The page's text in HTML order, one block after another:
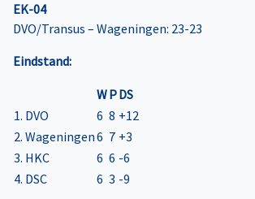
EK-04
DVO/Transus – Wageningen: 23-23
Eindstand:
WPDS
1. DVO
6 8 +12
2. Wageningen6 7 +3
3. HKC
6 6 -6
4. DSC
6 3 -9